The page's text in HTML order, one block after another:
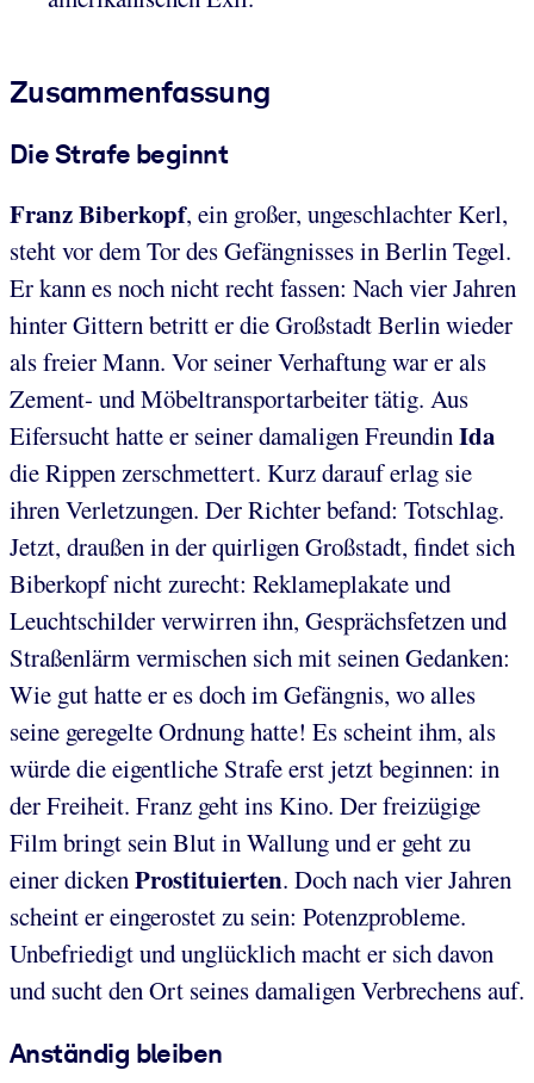
Zusammenfassung
Die Strafe beginnt
Franz Biberkopf, ein großer, ungeschlachter Kerl,
steht vor dem Tor des Gefängnisses in Berlin Tegel.
Er kann es noch nicht recht fassen: Nach vier Jahren
hinter Gittern betritt er die Großstadt Berlin wieder
als freier Mann. Vor seiner Verhaftung war er als
Zement- und Möbeltransportarbeiter tätig. Aus
Eifersucht hatte er seiner damaligen FreundinIda
die Rippen zerschmettert. Kurz darauf erlag sie
ihren Verletzungen. Der Richter befand: Totschlag.
Jetzt, draußen in der quirligen Großstadt, findet sich
Biberkopf nicht zurecht: Reklameplakate und
Leuchtschilder verwirren ihn, Gesprächsfetzen und
Straßenlärm vermischen sich mit seinen Gedanken:
Wie gut hatte er es doch im Gefängnis, wo alles
seine geregelte Ordnung hatte! Es scheint ihm, als
würde die eigentliche Strafe erst jetzt beginnen: in
der Freiheit. Franz geht ins Kino. Der freizügige
Film bringt sein Blut in Wallung und er geht zu
einer dickenProstituierten. Doch nach vier Jahren
scheint er eingerostet zu sein: Potenzprobleme.
Unbefriedigt und unglücklich macht er sich davon
und sucht den Ort seines damaligen Verbrechens auf.
Anständig bleiben